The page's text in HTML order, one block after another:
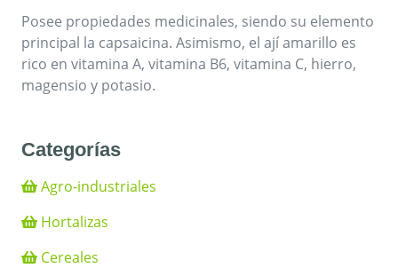
Posee propiedades medicinales, siendo su elemento
principal la capsaicina. Asimismo, el ají amarillo es
rico en vitamina A, vitamina B6, vitamina C, hierro,
magensio y potasio.
Categorías
Agro-industriales
Hortalizas
Cereales